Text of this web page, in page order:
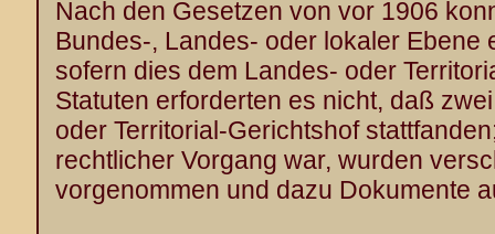
Nach den Gesetzen von vor 1906
Bundes-, Landes- oder lokaler Ebene
sofern dies dem Landes- oder
Statuten erforderten es nicht, daß
oder Territorial-Gerichtshof
rechtlicher Vorgang war, wurden
vorgenommen und dazu Dokumente